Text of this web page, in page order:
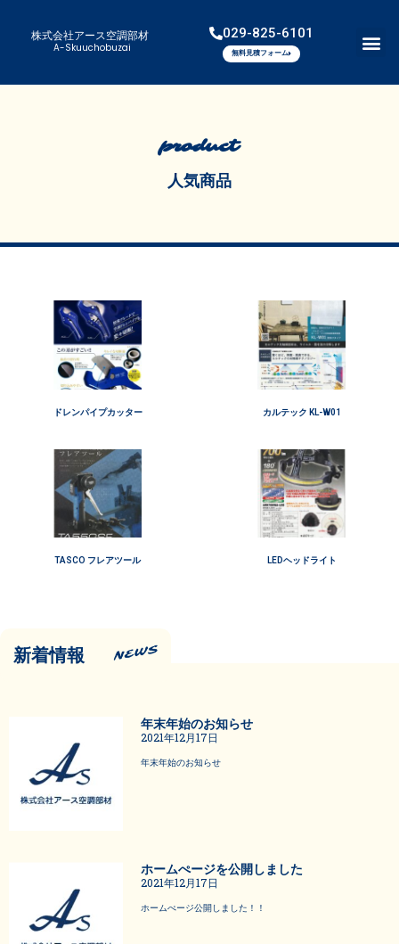
株式会社アース空調部材
A-Skuuchobuzai
029-825-6101
無料見積フォーム
product
人気商品
ドレンパイプカッター カルテック KL-W01
TASCO フレアツール LEDヘッドライト
新着情報
年末年始のお知らせ
2021年12月17日
年末年始のお知らせ
ホームぺージを公開しました
2021年12月17日
ホームぺージ公開しました！！